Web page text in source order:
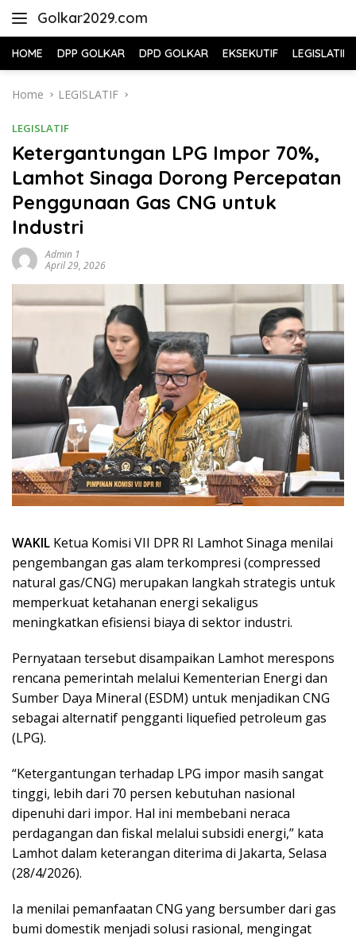
Golkar2029.com
HOME DPP GOLKAR DPD GOLKAR EKSEKUTIF LEGISLATIF
Home LEGISLATIF
LEGISLATIF
Ketergantungan LPG Impor 70%,
Lamhot Sinaga Dorong Percepatan
Penggunaan Gas CNG untuk
Industri
Admin 1
April 29, 2026
WAKIL Ketua Komisi VII DPR RI Lamhot Sinaga menilai
pengembangan gas alam terkompresi (compressed
natural gas/CNG) merupakan langkah strategis untuk
memperkuat ketahanan energi sekaligus
meningkatkan efisiensi biaya di sektor industri.
Pernyataan tersebut disampaikan Lamhot merespons
rencana pemerintah melalui Kementerian Energi dan
Sumber Daya Mineral (ESDM) untuk menjadikan CNG
sebagai alternatif pengganti liquefied petroleum gas
(LPG).
“Ketergantungan terhadap LPG impor masih sangat
tinggi, lebih dari 70 persen kebutuhan nasional
dipenuhi dari impor. Hal ini membebani neraca
perdagangan dan fiskal melalui subsidi energi,” kata
Lamhot dalam keterangan diterima di Jakarta, Selasa
(28/4/2026).
Ia menilai pemanfaatan CNG yang bersumber dari gas
bumi domestik menjadi solusi rasional, mengingat